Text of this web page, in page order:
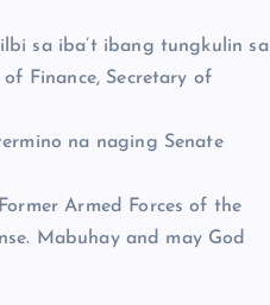
sa iba’t ibang tungkulin sa
Finance, Secretary of
na naging Senate
Armed Forces of the
Mabuhay and may God